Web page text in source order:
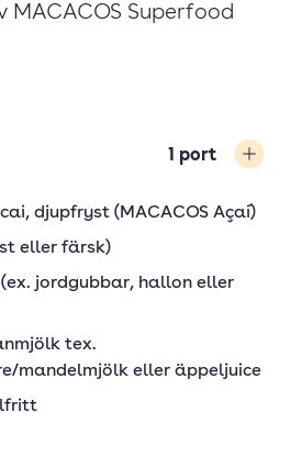
Superfood
1 port
, djupfryst (MACACOS Açaí)
eller färsk)
(ex. jordgubbar, hallon eller
tex.
mandelmjölk eller äppeljuice